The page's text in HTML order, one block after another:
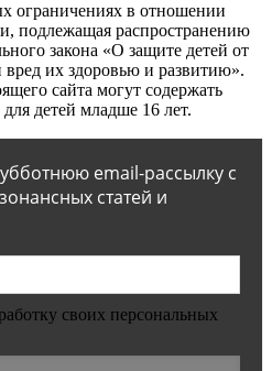
ограничениях в отношении
подлежащая распространению
закона «О защите детей от
их здоровью и развитию».
сайта могут содержать
детей младше 16 лет.
email-рассылку с
статей и
своих персональных